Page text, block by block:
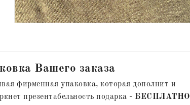
Вашего заказа
фирменная упаковка, которая дополнит и
презентабельность подарка - БЕСПЛАТНО